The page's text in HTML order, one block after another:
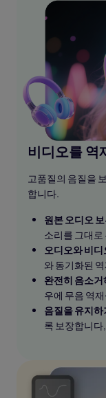
비디오를 역
고품질의 음질을
합니다.
원본 오디오
소리를 그대
오디오와 비
와 동기화된
완전히 음소거
우에 무음 역
음질을 유지하
록 보장합니